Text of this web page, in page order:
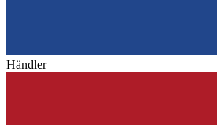
Händler